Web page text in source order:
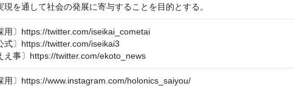
現を通して社会の発展に寄与することを目的とする。
用〕https://twitter.com/iseikai_cometai
式〕https://twitter.com/iseikai3
え事〕https://twitter.com/ekoto_news
用〕https://www.instagram.com/holonics_saiyou/